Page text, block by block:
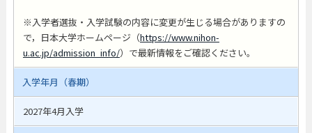
※入学者選抜・入学試験の内容に変更が生じる場合がありますの
で，日本大学ホームページ（https://www.nihon-
u.ac.jp/admission_info/）で最新情報をご確認ください。
入学年月（春期）
2027年4月入学